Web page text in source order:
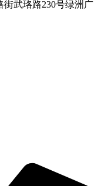
武珞路230号绿洲广